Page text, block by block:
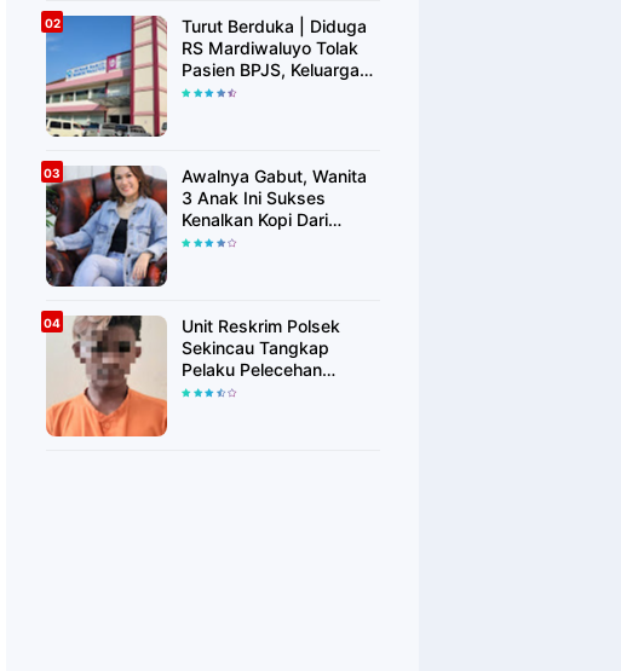
Turut Berduka | Diduga
RS Mardiwaluyo Tolak
Pasien BPJS, Keluarga
Pasien: "ini Yang
Awalnya Gabut, Wanita
3 Anak Ini Sukses
Kenalkan Kopi Dari
Simalungun di Bekasi
Unit Reskrim Polsek
Sekincau Tangkap
Pelaku Pelecehan
Seksual Anak di Bawah